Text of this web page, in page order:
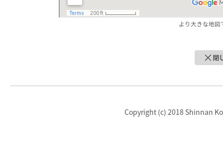
より大きな地
Copyright (c) 2018 Shinnan